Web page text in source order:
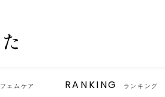
フェムケア RANKING ランキング